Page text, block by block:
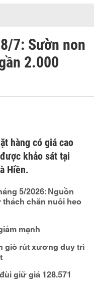
7: Sườn non
2.000
hàng có giá cao
khảo sát tại
Hiền.
5/2026: Nguồn
chăn nuôi heo
mạnh
giò rút xương duy trì
giữ giá 128.571